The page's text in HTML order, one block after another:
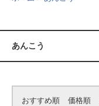
あんこう
おすすめ順 価格順